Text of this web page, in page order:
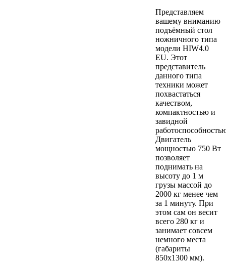
Представляем
вашему вниманию
подъёмный стол
ножничного типа
модели HIW4.0
EU. Этот
представитель
данного типа
техники может
похвастаться
качеством,
компактностью и
завидной
Двигатель
мощностью 750 Вт
позволяет
поднимать на
высоту до 1 м
грузы массой до
2000 кг менее чем
за 1 минуту. При
этом сам он весит
всего 280 кг и
занимает совсем
немного места
(габариты
850х1300 мм).